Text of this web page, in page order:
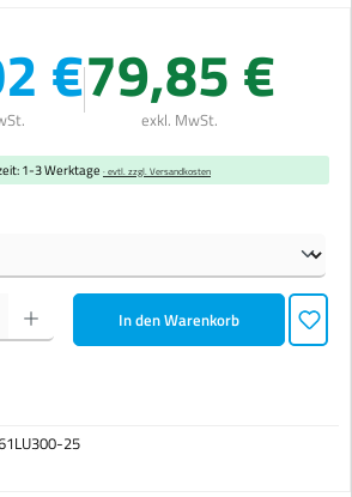
€79,85 €
exkl. MwSt.
1-3 Werktage · evtl. zzgl. Versandkosten
Wert ein oder benutze die Schaltflächen um die Anzahl zu
In den Warenkorb
25